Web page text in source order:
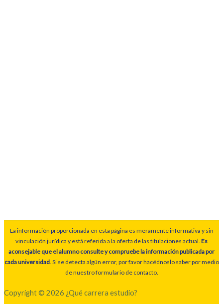
La información proporcionada en esta página es meramente informativa y sin
vinculación jurídica y está referida a la oferta de las titulaciones actual. Es
aconsejable que el alumno consulte y compruebe la información publicada por
cada universidad. Si se detecta algún error, por favor hacédnoslo saber por medio
de nuestro formulario de contacto.
Copyright © 2026 ¿Qué carrera estudio?